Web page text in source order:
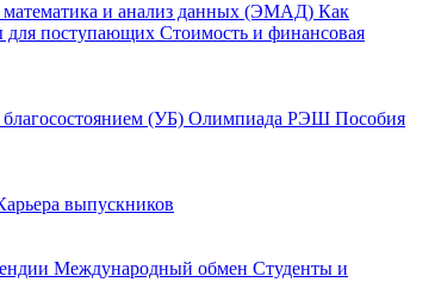
и анализ данных (ЭМАД) Как
для поступающих Стоимость и финансовая
(УБ) Олимпиада РЭШ Пособия
выпускников
Международный обмен Студенты и